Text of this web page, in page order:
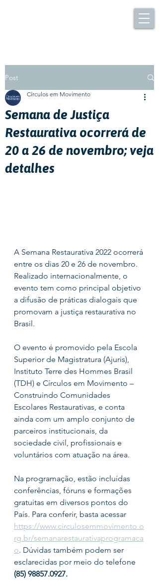
Post
Semana de Justiça
Restaurativa ocorrerá de
20 a 26 de novembro; veja
detalhes
Círculos em Movimento
A Semana Restaurativa 2022 ocorrerá
entre os dias 20 e 26 de novembro.
Realizado internacionalmente, o
evento tem como principal objetivo
a difusão de práticas dialogais que
promovam a justiça restaurativa no
Brasil.
O evento é promovido pela Escola
Superior de Magistratura (Ajuris),
Instituto Terre des Hommes Brasil
(TDH) e Círculos em Movimento –
Construindo Comunidades
Escolares Restaurativas, e conta
ainda com um amplo conjunto de
parceiros institucionais, da
sociedade civil, profissionais e
voluntários com atuação na área.
Na programação, estão incluídas
conferências, fóruns e formações
gratuitas em diversos pontos do
País. Para conferir, basta acessar
https://www.circulosemmovimento.o
rg.br/semanarestaurativaprogramaca
o. Dúvidas também podem ser
esclarecidas por meio do telefone
(85) 98857.0927.